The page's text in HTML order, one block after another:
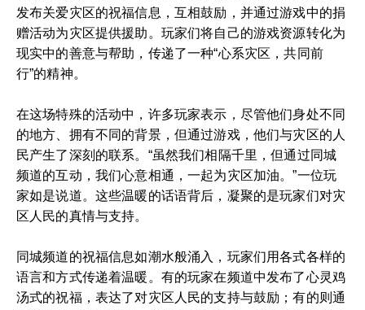
发布关爱灾区的祝福信息，互相鼓励，并通过游戏中的捐
赠活动为灾区提供援助。玩家们将自己的游戏资源转化为
现实中的善意与帮助，传递了一种“心系灾区，共同前
行”的精神。
在这场特殊的活动中，许多玩家表示，尽管他们身处不同
的地方、拥有不同的背景，但通过游戏，他们与灾区的人
民产生了深刻的联系。“虽然我们相隔千里，但通过同城
频道的互动，我们心意相通，一起为灾区加油。”一位玩
家如是说道。这些温暖的话语背后，凝聚的是玩家们对灾
区人民的真情与支持。
同城频道的祝福信息如潮水般涌入，玩家们用各式各样的
语言和方式传递着温暖。有的玩家在频道中发布了心灵鸡
汤式的祝福，表达了对灾区人民的支持与鼓励；有的则通